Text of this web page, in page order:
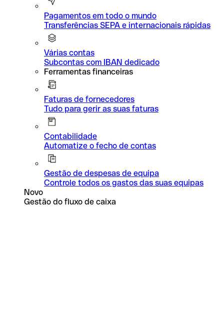
Pagamentos em todo o mundo
Transferências SEPA e internacionais rápidas
Várias contas
Subcontas com IBAN dedicado
Ferramentas financeiras
Faturas de fornecedores
Tudo para gerir as suas faturas
Contabilidade
Automatize o fecho de contas
Gestão de despesas de equipa
Controle todos os gastos das suas equipas
Novo
Gestão do fluxo de caixa